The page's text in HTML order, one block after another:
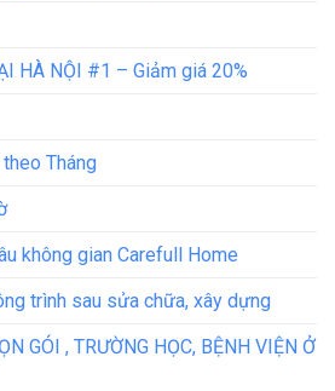
HÀ NỘI #1 – Giảm giá 20%
Tháng
không gian Carefull Home
trình sau sửa chữa, xây dựng
GÓI , TRƯỜNG HỌC, BỆNH VIỆN Ở